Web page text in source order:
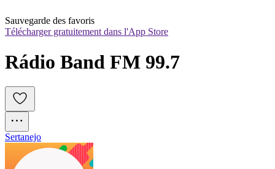
Sauvegarde des favoris
Télécharger gratuitement dans l'App Store
Rádio Band FM 99.7
Sertanejo